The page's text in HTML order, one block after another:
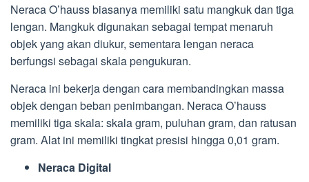
Neraca O’hauss biasanya memiliki satu mangkuk dan tiga
lengan. Mangkuk digunakan sebagai tempat menaruh
objek yang akan diukur, sementara lengan neraca
berfungsi sebagai skala pengukuran.
Neraca ini bekerja dengan cara membandingkan massa
objek dengan beban penimbangan. Neraca O’hauss
memiliki tiga skala: skala gram, puluhan gram, dan ratusan
gram. Alat ini memiliki tingkat presisi hingga 0,01 gram.
Neraca Digital